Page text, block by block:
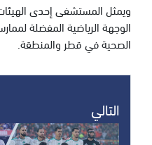
ويمثل المستشفى إحدى
الوجهة الرياضية المفضلة
الصحية في قطر والمنطقة.
التالي